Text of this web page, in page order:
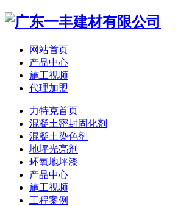
网站首页
产品中心
施工视频
代理加盟
力特克首页
混凝土密封固化剂
混凝土染色剂
地坪光亮剂
环氧地坪漆
产品中心
施工视频
工程案例